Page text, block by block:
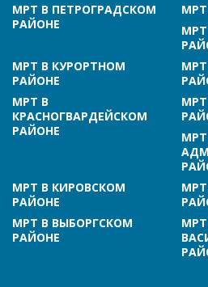
МРТ В ПЕТРОГРАДСКОМ
РАЙОНЕ
МРТ В КУРОРТНОМ
РАЙОНЕ
МРТ В
КРАСНОГВАРДЕЙСКОМ
РАЙОНЕ
МРТ
МРТ В КИРОВСКОМ
РАЙОНЕ
МРТ В ВЫБОРГСКОМ
РАЙОНЕ
МРТ